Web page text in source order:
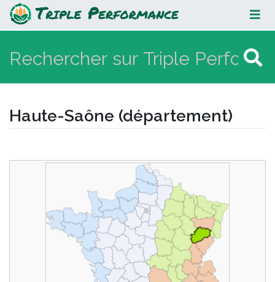
Haute-Saône (département)
Haute-Saône (département)